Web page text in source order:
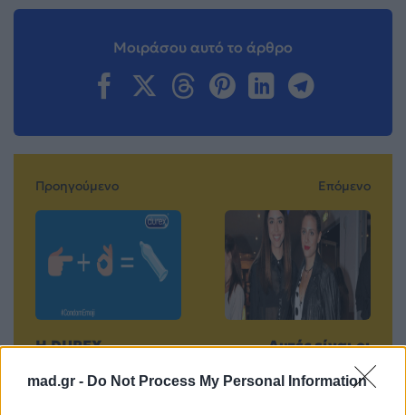
mad.gr - Do Not Process My Personal Information
Μοιράσου αυτό το άρθρο
Προηγούμενο
Η DUREX
NEA ΚΑΜΠΑΝΙΑ
Επόμενο
Αυτές είναι οι
αδελφές 10
πασίγνωστων